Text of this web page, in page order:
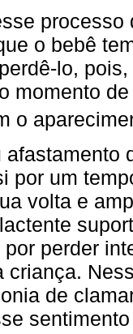
o bebê
lo,
momento
o
afastamento
por um
volta e
perder
criança.
de